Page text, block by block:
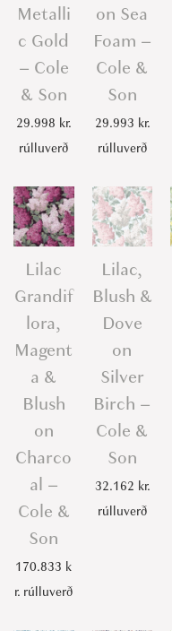
Metalli
c Gold
– Cole
& Son
29.998 kr.
rúlluverð
on Sea
Foam –
Cole &
Son
29.993 kr.
rúlluverð
Lilac
Grandif
lora,
Magent
a &
Blush
on
Charco
al –
Cole &
Son
170.833 k
r. rúlluverð
Lilac,
Blush &
Dove
on
Silver
Birch –
Cole &
Son
32.162 kr.
rúlluverð